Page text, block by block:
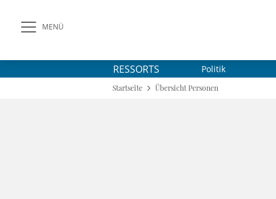
MENÜ
RESSORTS Politik
Startseite Übersicht Personen